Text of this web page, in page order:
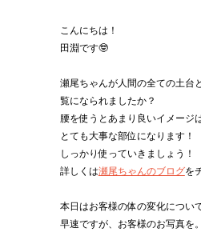
こんにちは！
田淵です🤓
瀬尾ちゃんが人間の全ての土台
覧になられましたか？
腰を使うとあまり良いイメージ
とても大事な部位になります！
しっかり使っていきましょう！
詳しくは瀬尾ちゃんのブログを
本日はお客様の体の変化につい
早速ですが、お客様のお写真を。